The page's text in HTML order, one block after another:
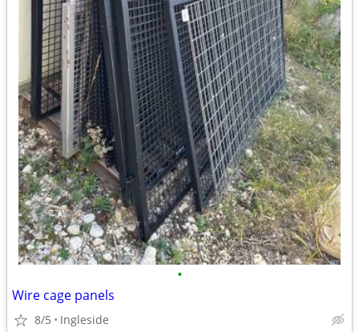
•
Wire cage panels
8/5 Ingleside